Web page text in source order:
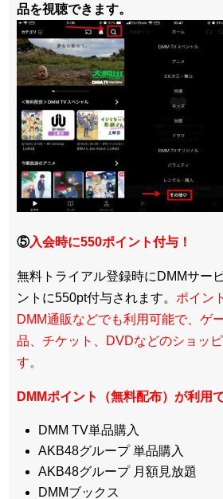
品を視聴できます。
⑤入会時に550ポイント付与！
無料トライアル登録時にDMMサー
ントに550pt付与されます。 ポイン
DMM通販などでも利用可能で、ゲ
品、チケット、DVDなどのショッ
す。
DMMポイント（無料配布）が利用
DMM TV単品購入
AKB48グループ 単品購入
AKB48グループ 月額見放題
DMMブックス